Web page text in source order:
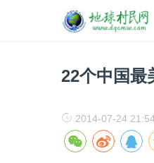
22个中国最
2014-07-24